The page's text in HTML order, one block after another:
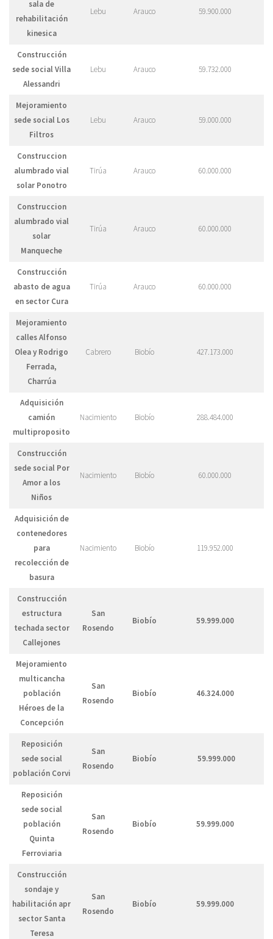
sala de
rehabilitación
kinesica
Lebu Arauco 59.900.000
Construcción
sede social Villa
Alessandri
Lebu Arauco 59.732.000
Mejoramiento
sede social Los
Filtros
Lebu Arauco 59.000.000
Construccion
alumbrado vial
solar Ponotro
Tirúa Arauco 60.000.000
Construccion
alumbrado vial
solar
Manqueche
Tirúa Arauco 60.000.000
Construcción
abasto de agua
en sector Cura
Tirúa Arauco 60.000.000
Mejoramiento
calles Alfonso
Olea y Rodrigo
Ferrada,
Charrúa
Cabrero Biobío 427.173.000
Adquisición
camión
multiproposito
Nacimiento Biobío 288.484.000
Construcción
sede social Por
Amor a los
Niños
Nacimiento Biobío 60.000.000
Adquisición de
contenedores
para
recolección de
basura
Nacimiento Biobío 119.952.000
Construcción
estructura
techada sector
Callejones
San
Rosendo
Biobío 59.999.000
Mejoramiento
multicancha
población
Héroes de la
Concepción
San
Rosendo
Biobío 46.324.000
Reposición
sede social
población Corvi
San
Rosendo
Biobío 59.999.000
Reposición
sede social
población
Quinta
Ferroviaria
San
Rosendo
Biobío 59.999.000
Construcción
sondaje y
habilitación apr
sector Santa
Teresa
San
Rosendo
Biobío 59.999.000